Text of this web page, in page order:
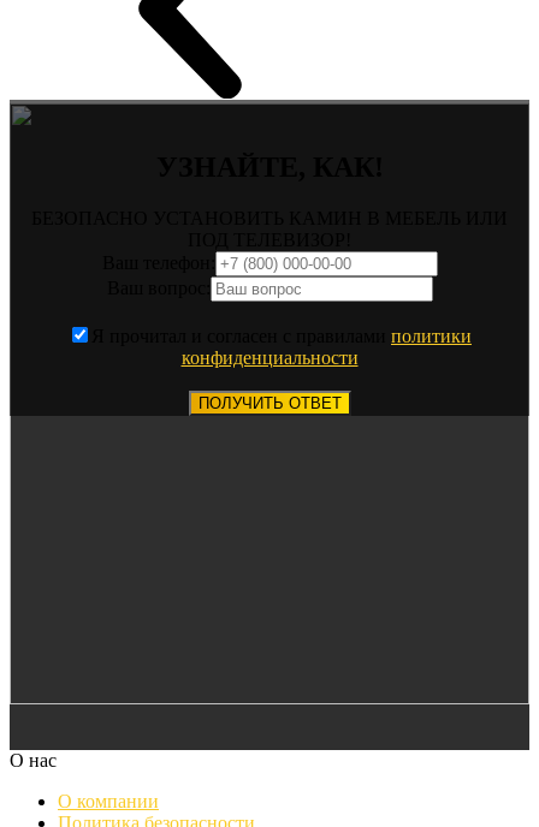
политики
конфиденциальности
ПОЛУЧИТЬ ОТВЕТ
О нас
О компании